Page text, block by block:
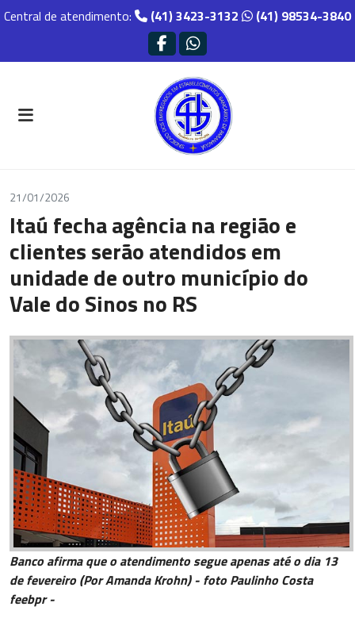
Central de atendimento: (41) 3423-3132 (41) 98534-3840
21/01/2026
Itaú fecha agência na região e
clientes serão atendidos em
unidade de outro município do
Vale do Sinos no RS
Banco afirma que o atendimento segue apenas até o dia 13
de fevereiro (Por Amanda Krohn) - foto Paulinho Costa
feebpr -